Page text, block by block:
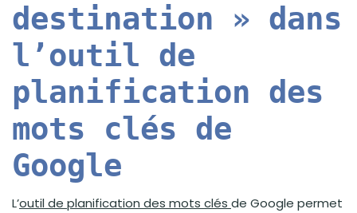
destination » dans
l’outil de
planification des
mots clés de
Google
L’outil de planification des mots clés de Google permet